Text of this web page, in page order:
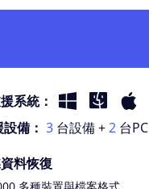
系統：
備： 3台設備 +2台PC
料恢復